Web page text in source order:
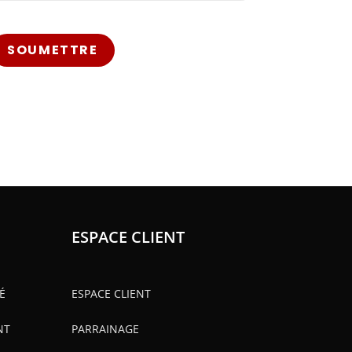
SOUMETTRE
ESPACE CLIENT
ESPACE CLIENT
PARRAINAGE